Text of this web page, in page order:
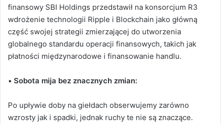
finansowy SBI Holdings przedstawił na konsorcjum R3
wdrożenie technologii Ripple i Blockchain jako główną
część swojej strategii zmierzającej do utworzenia
globalnego standardu operacji finansowych, takich jak
płatności międzynarodowe i finansowanie handlu.
• Sobota mija bez znacznych zmian:
Po upływie doby na giełdach obserwujemy zarówno
wzrosty jak i spadki, jednak ruchy te nie są znaczące.